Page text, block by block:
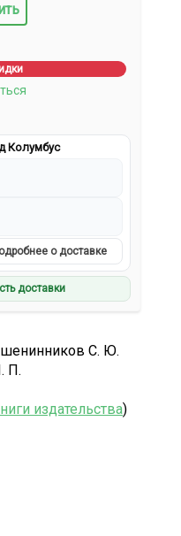
Колумбус
о доставке
доставки
С. Ю.
П.
издательства)